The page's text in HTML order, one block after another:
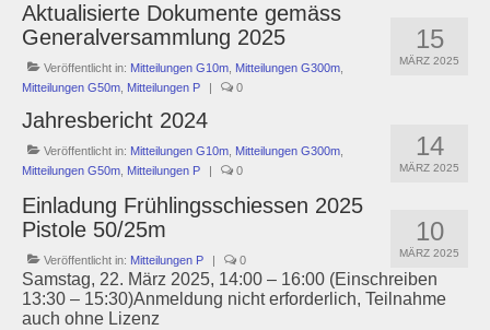
Kalender
Schützenstuben
Newsletter
Fotogalerie
Links
Archiv
15
MÄRZ 2025
Aktualisierte Dokumente gemäss
Generalversammlung 2025
Veröffentlicht in: Mitteilungen G10m Mitteilungen G300m
Mitteilungen G50m Mitteilungen P | 0
14
MÄRZ 2025
Jahresbericht 2024
Veröffentlicht in: Mitteilungen G10m Mitteilungen G300m
Mitteilungen G50m Mitteilungen P 0
10
MÄRZ 2025
Einladung Frühlingsschiessen 2025
Pistole 50/25m
Veröffentlicht in: Mitteilungen P 0
Samstag, 22. März 2025, 14:00 – 16:00 (Einschreiben
13:30 – 15:30)Anmeldung nicht erforderlich, Teilnahme
auch ohne Lizenz